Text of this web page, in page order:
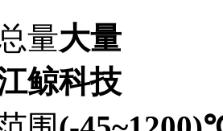
量大量
鲸科技